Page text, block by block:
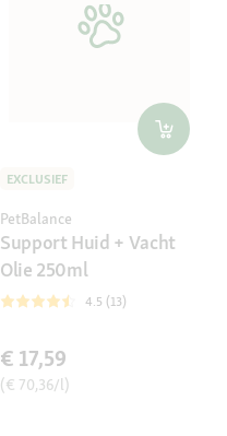
EXCLUSIEF
PetBalance
Support Huid + Vacht
Olie 250ml
4.5 (13)
€ 17,59
(€ 70,36/l)